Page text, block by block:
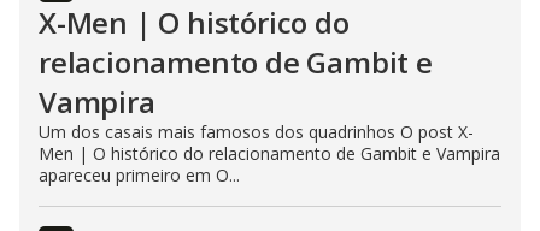
X-Men | O histórico do
relacionamento de Gambit e
Vampira
Um dos casais mais famosos dos quadrinhos O post X-
Men | O histórico do relacionamento de Gambit e Vampira
apareceu primeiro em O...